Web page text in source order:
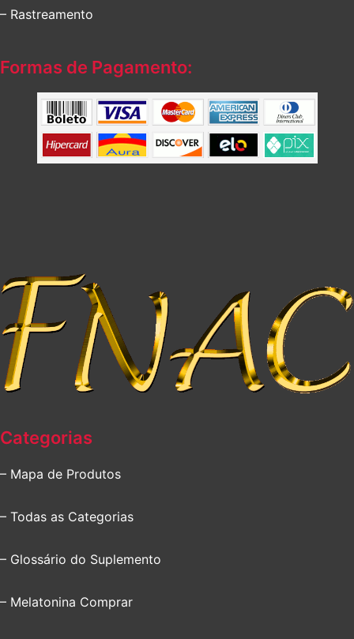
– Rastreamento
Formas de Pagamento:
Categorias
– Mapa de Produtos
– Todas as Categorias
– Glossário do Suplemento
– Melatonina Comprar